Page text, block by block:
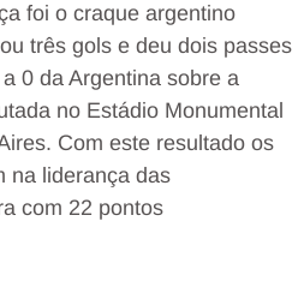
foi o craque argentino
três gols e deu dois passes
0 da Argentina sobre a
no Estádio Monumental
Com este resultado os
na liderança das
com 22 pontos